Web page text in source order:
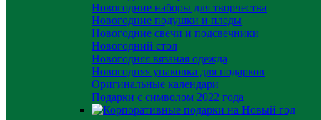
Новогодние наборы для творчества
Новогодние подушки и пледы
Новогодние свечи и подсвечники
Новогодний стол
Новогодняя вязаная одежда
Новогодняя упаковка для подарков
Оригинальные календари
Подарки с символом 2022 года